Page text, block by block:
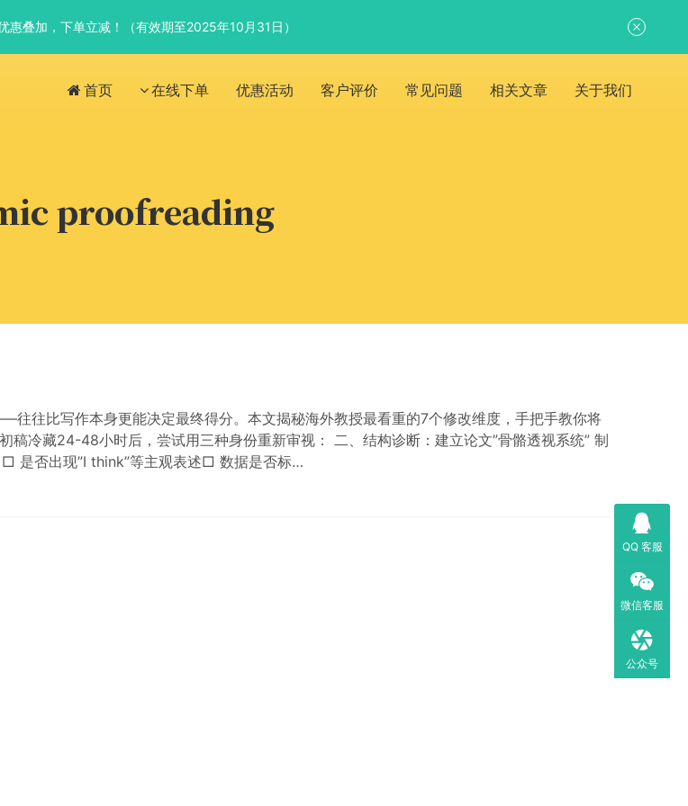
首页 在线下单 优惠活动 客户评价 常见问题 相关文章 关于我们
proofreading
往比写作本身更能决定最终得分。本文揭秘海外教授最看重的7个修改维度，手把手教你将
稿冷藏24-48小时后，尝试用三种身份重新审视： 二、结构诊断：建立论文”骨骼透视系统” 制
是否出现”I think”等主观表述□ 数据是否标…
QQ 客服
微信客服
公众号
叠加，下单立减！（有效期至2025年10月31日）